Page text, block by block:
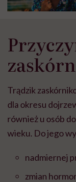
Trądzik
dla okresu
również u osób
wieku. Do jego
nadmiernej
zmian